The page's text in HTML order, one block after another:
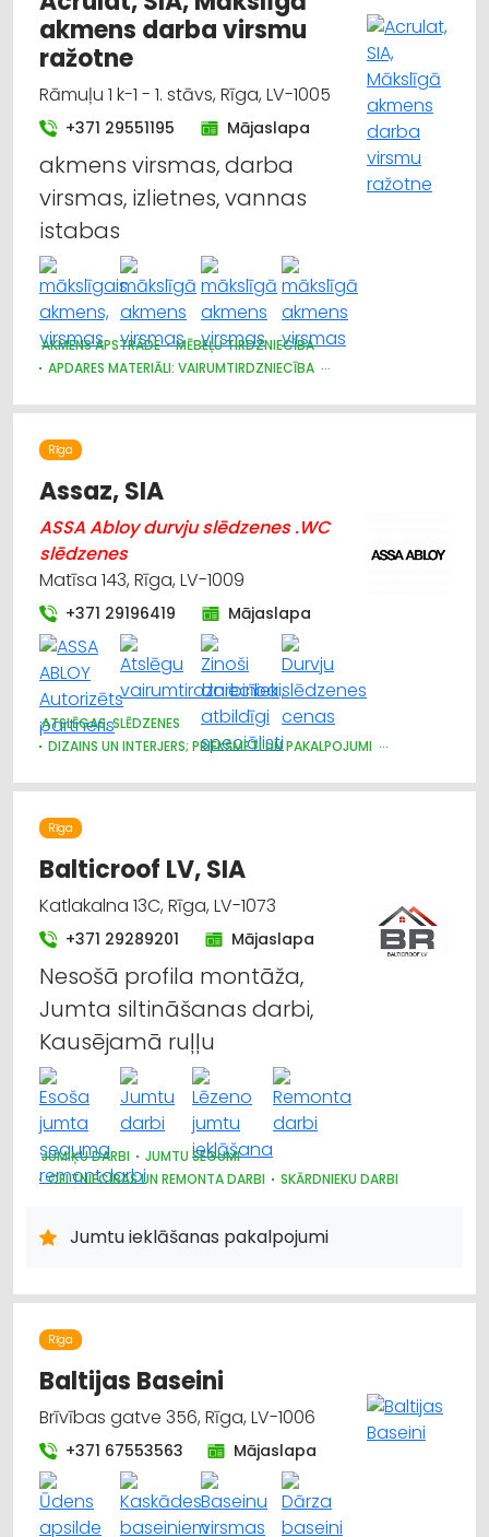
akmens darba virsmu
ražotne
Rāmuļu 1 k-1 - 1. stāvs, Rīga, LV-1005
+371 29551195 Mājaslapa
akmens virsmas, darba
virsmas, izlietnes, vannas
istabas
AKMENS APSTRĀDE
MĒBEĻU TIRDZNIECĪBA
APDARES MATERIĀLI: VAIRUMTIRDZNIECĪBA
APDARES MATERIĀLI: TIRDZNIECĪBA
Rīga
Assaz, SIA
ASSA Abloy durvju slēdzenes .WC
slēdzenes
Matīsa 143, Rīga, LV-1009
+371 29196419 Mājaslapa
ATSLĒGAS, SLĒDZENES
DIZAINS UN INTERJERS; PRIEKŠMETI UN PAKALPOJUMI
ŽALŪZIJAS, AIZKARU STIEŅI
BŪVMATERIĀLU, BŪVKONSTRUKCIJU TIRDZNIECĪBA
BŪVMATERIĀLU, BŪVKONSTRUKCIJU VAIRUMTIRDZNIECĪBA
APDARES MATERIĀLI: TIRDZNIECĪBA
CELTNIECĪBAS UN REMONTA DARBI
APDARES MATERIĀLI: GRĪDAS SEGUMI
MĒBEĻU RAŽOŠANA, MĒBEĻU SAGATAVES
Rīga
Balticroof LV, SIA
Katlakalna 13C, Rīga, LV-1073
+371 29289201 Mājaslapa
Nesošā profila montāža,
Jumta siltināšanas darbi,
Kausējamā ruļļu
JUMIĶU DARBI
JUMTU SEGUMI
CELTNIECĪBAS UN REMONTA DARBI
SKĀRDNIEKU DARBI
Jumtu ieklāšanas pakalpojumi
Rīga
Baltijas Baseini
Brīvības gatve 356, Rīga, LV-1006
+371 67553563 Mājaslapa